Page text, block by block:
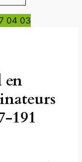
04 03
en
191